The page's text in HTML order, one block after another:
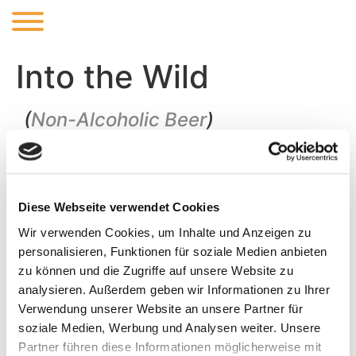
Diese Webseite verwendet Cookies
Wir verwenden Cookies, um Inhalte und Anzeigen zu
personalisieren, Funktionen für soziale Medien anbieten
zu können und die Zugriffe auf unsere Website zu
analysieren. Außerdem geben wir Informationen zu Ihrer
Verwendung unserer Website an unsere Partner für
soziale Medien, Werbung und Analysen weiter. Unsere
Partner führen diese Informationen möglicherweise mit
Into the Wild
(Non-Alcoholic Beer)
Alcohol Free IPA. One for the Road. A smooth bitterness
backed by a refreshing hop profile. Brewed with a yeast
keeping you sober.
ABV: IBU: 35